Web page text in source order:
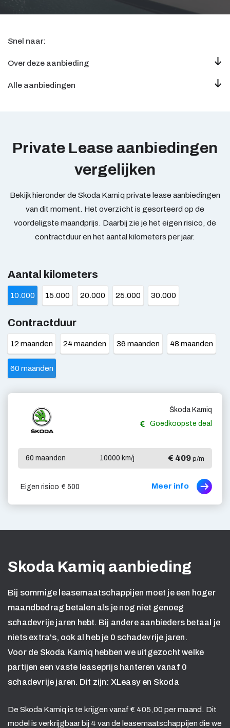
Snel naar:
Over deze aanbieding
Alle aanbiedingen
Private Lease aanbiedingen
vergelijken
Bekijk hieronder de Skoda Kamiq private lease aanbiedingen
van dit moment. Het overzicht is gesorteerd op de
voordeligste maandprijs. Daarbij zie je het eigen risico, de
contractduur en het aantal kilometers per jaar.
Aantal kilometers
10.000 15.000 20.000 25.000 30.000
Contractduur
12 maanden 24 maanden 36 maanden 48 maanden
60 maanden
Škoda Kamiq
Goedkoopste deal
60 maanden 10000 km/j € 409 p/m
Eigen risico € 500 Meer info
Skoda Kamiq aanbieding
Bij sommige leasemaatschappijen moet je een hoger
maandbedrag betalen als je nog niet genoeg
schadevrije jaren hebt. Bij andere aanbieders betaal je
niets extra's, ook al heb je 0 schadevrije jaren.
Voor de Skoda Kamiq hebben we uitgezocht welke
partijen een vaste leaseprijs hanteren vanaf 0
schadevrije jaren. Dit zijn: XLeasy en Skoda
De Skoda Kamiq is te krijgen vanaf € 405,00 per maand. Dit
model is verkrijgbaar bij 4 van de leasemaatschappijen die we